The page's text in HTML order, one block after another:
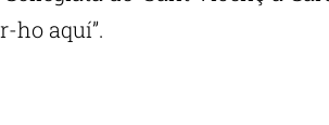
ho aquí”.